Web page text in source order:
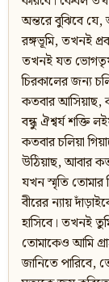
অন্তরে বুঝিবে
রঙ্গভূমি, তখনই
তখনই যত
চিরকালের জন্য
কতবার আসিয়াছ, কত
বন্ধু ঐশ্বর্য শক্তি
কতবার চলিয়া
উঠিয়াছ, আবার
যখন স্মৃতি
বীরের ন্যায়
হাসিবে। তখনই
তোমাকেও আমি
জানিতে